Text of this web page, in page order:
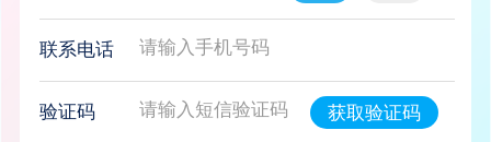
联系电话
验证码 获取验证码